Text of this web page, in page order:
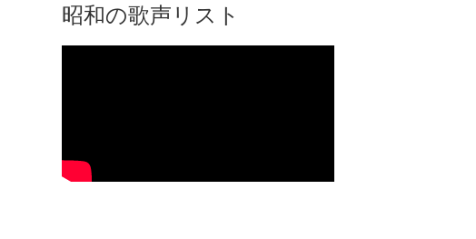
昭和の歌声リスト